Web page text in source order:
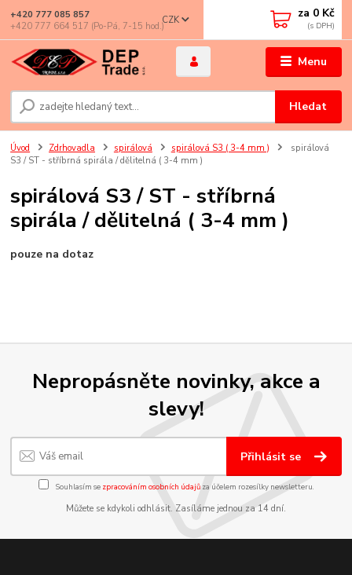
Menu
CZK
Hledat
+420 777 085 857
+420 777 664 517 (Po-Pá, 7-15 hod.)
za 0 Kč
Úvod Zdrhovadla spirálová spirálová S3 ( 3-4 mm )
spirálová
S3 / ST - stříbrná spirála / dělitelná ( 3-4 mm )
spirálová S3 / ST - stříbrná
spirála / dělitelná ( 3-4 mm )
pouze na dotaz
Nepropásněte novinky, akce a
slevy!
Přihlásit se
Souhlasím se zpracováním osobních údajůza účelem rozesílky newsletteru.
Můžete se kdykoli odhlásit. Zasíláme jednou za 14 dní.